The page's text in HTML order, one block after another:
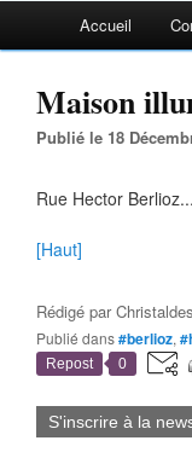
Accueil
Maison
Publié le 18
Rue Hector Berlioz...
[Haut]
Rédigé par
Publié dans#berlioz,
Repost 0
S'inscrire à la